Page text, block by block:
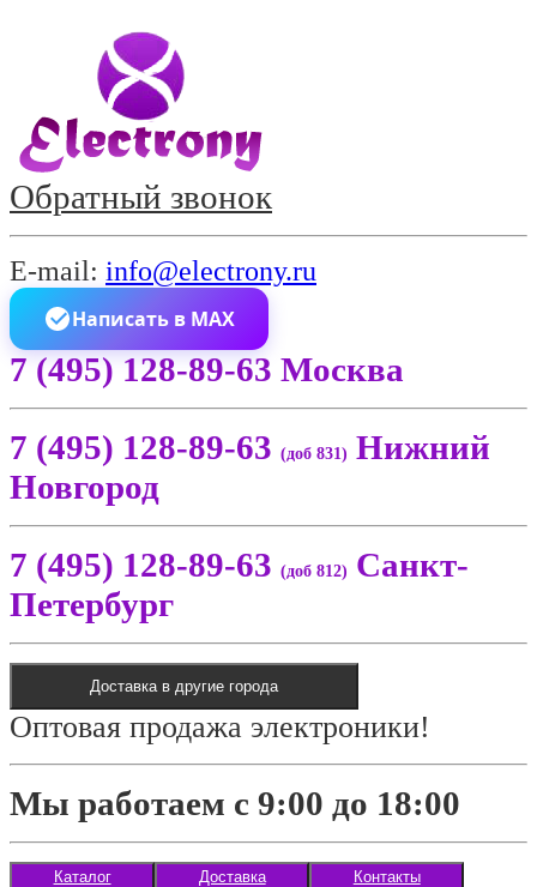
Обратный звонок
E-mail: info@electrony.ru
Написать в MAX
7 (495) 128-89-63 Москва
7 (495) 128-89-63 (доб 831) Нижний
Новгород
7 (495) 128-89-63 (доб 812) Санкт-
Петербург
Доставка в другие города
Оптовая продажа электроники!
Мы работаем с 9:00 до 18:00
Каталог Доставка Контакты